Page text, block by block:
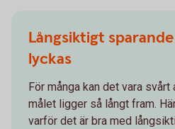
Långsiktigt
lyckas
För många kan det vara
målet ligger så långt fram.
varför det är bra med